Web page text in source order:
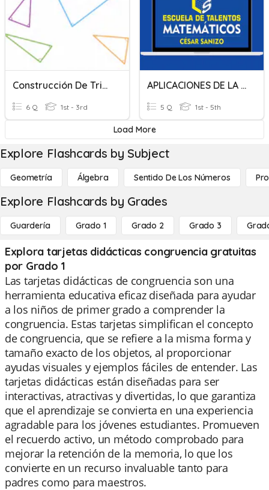
Construcción De Triángulos Y Criterios De Congruencia
6 Q 1st - 3rd
APLICACIONES DE LA CONGRUENCIA II, AVANZADO
5 Q 1st - 5th
Load More
Explore Flashcards by Subject
Geometría Álgebra Sentido De Los Números
Explore Flashcards by Grades
Guardería Grado 1 Grado 2 Grado 3
Explora tarjetas didácticas congruencia gratuitas
por Grado 1
Las tarjetas didácticas de congruencia son una
herramienta educativa eficaz diseñada para ayudar
a los niños de primer grado a comprender la
congruencia. Estas tarjetas simplifican el concepto
de congruencia, que se refiere a la misma forma y
tamaño exacto de los objetos, al proporcionar
ayudas visuales y ejemplos fáciles de entender. Las
tarjetas didácticas están diseñadas para ser
interactivas, atractivas y divertidas, lo que garantiza
que el aprendizaje se convierta en una experiencia
agradable para los jóvenes estudiantes. Promueven
el recuerdo activo, un método comprobado para
mejorar la retención de la memoria, lo que los
convierte en un recurso invaluable tanto para
padres como para maestros.